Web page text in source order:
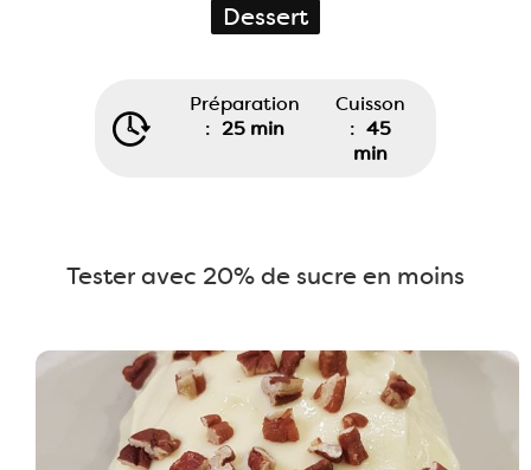
Dessert
Préparation
: 25 min
Cuisson
: 45
min
Tester avec 20% de sucre en moins